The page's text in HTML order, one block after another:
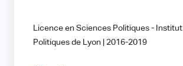
Licence en Sciences Politiques -
Politiques de Lyon | 2016-2019